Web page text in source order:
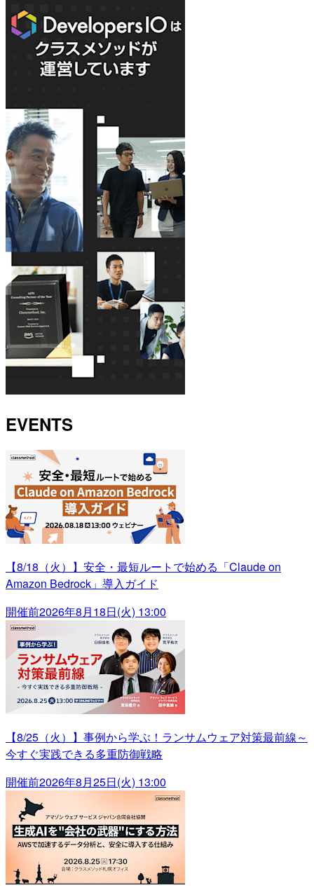
EVENTS
【8/18（火）】安全・最短ルートで始める「Claude on
Amazon Bedrock」導入ガイド
開催前2026年8月18日(火) 13:00
【8/25（火）】事例から学ぶ！ランサムウェア対策最前線～
今すぐ実践できる多重防御戦略
開催前2026年8月25日(火) 13:00